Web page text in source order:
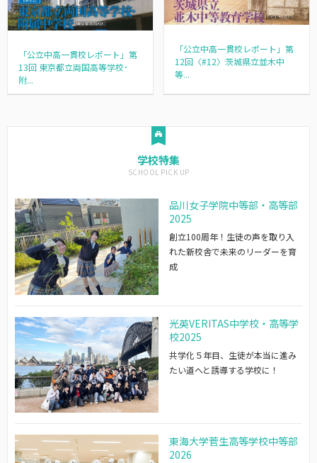
「公立中高一貫校レポート」第
13回 東京都立両国高等学校･
附...
「公立中高一貫校レポート」第
12回〈#12〉茨城県立並木中
等...
学校特集
品川女子学院中等部・高等部
2025
創立100周年！生徒の声を取り入
れた新校舎で未来のリーダーを育
成
光英VERITAS中学校・高等学
校2025
共学化５年目、生徒が本当に進み
たい道へと誘導する学校に！
東海大学菅生高等学校中等部
2026